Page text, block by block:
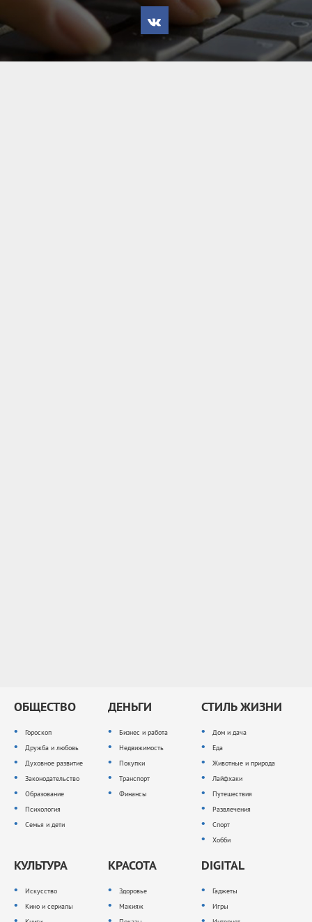
ОБЩЕСТВО
Гороскоп
Дружба и любовь
Духовное развитие
Законодательство
Образование
Психология
Семья и дети
ДЕНЬГИ
Бизнес и работа
Недвижимость
Покупки
Транспорт
Финансы
СТИЛЬ ЖИЗНИ
Дом и дача
Еда
Животные и природа
Лайфхаки
Путешествия
Развлечения
Спорт
Хобби
КУЛЬТУРА
Искусство
Кино и сериалы
КРАСОТА
Здоровье
Макияж
DIGITAL
Гаджеты
Игры